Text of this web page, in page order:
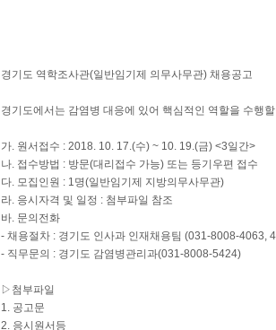
경기도 역학조사관(일반임기제 의무사무관) 채용공고
경기도에서는 감염병 대응에 있어 핵심적인 역할을 수행
가. 원서접수 : 2018. 10. 17.(수) ~ 10. 19.(금) <3일간>
나. 접수방법 : 방문(대리접수 가능) 또는 등기우편 접수
다. 모집인원 : 1명(일반임기제 지방의무사무관)
라. 응시자격 및 일정 : 첨부파일 참조
바. 문의전화
- 채용절차 : 경기도 인사과 인재채용팀 (031-8008-4063,
- 직무문의 : 경기도 감염병관리과(031-8008-5424)
▷첨부파일
1. 공고문
2. 응시원서등